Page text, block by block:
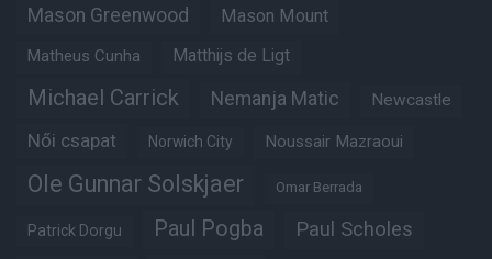
Mason Greenwood Mason Mount
Matheus Cunha Matthijs de Ligt
Michael Carrick Nemanja Matic Newcastle
Női csapat Norwich City Noussair Mazraoui
Ole Gunnar Solskjaer Omar Berrada
Patrick Dorgu Paul Pogba Paul Scholes